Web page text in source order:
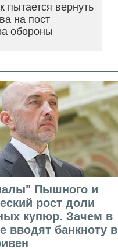
пытается вернуть
на пост
обороны
Пышного и
рост доли
купюр. Зачем в
вводят банкноту в